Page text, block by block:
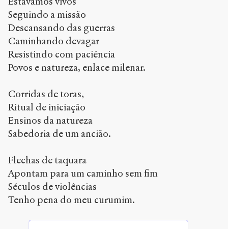
Creative
Commons
Attribution-
ShareAlike 4.0
(CC BY-NC-SA
4.0)
Accéder
à la
Seguindo a missão
Descansando das guerras
Caminhando devagar
Resistindo com paciência
Povos e natureza, enlace milenar.
Corridas de toras,
Ritual de iniciação
Ensinos da natureza
Sabedoria de um ancião.
Flechas de taquara
Apontam para um caminho sem fim
Séculos de violências
Tenho pena do meu curumim.